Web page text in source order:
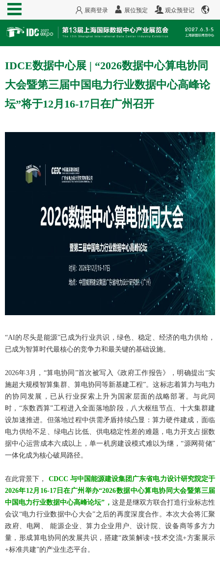
展商登录 展位预定 观众预登记
IDCE数据中心展 | “2026数据中心算电协同
大会暨第三届中国电力行业数据中心高峰论
坛”将于12月16-17日在广州召开
“AI的尽头是能源”已成为行业共识，绿色、稳定、经济的电力供给，
已成为智算时代最核心的竞争力和最关键的基础设施。
2026年3月，“算电协同”首次被写入《政府工作报告》，明确提出“实
施超大规模智算集群、算电协同等新基建工程”。这标志着算力与电力
的协同发展，已从行业探索上升为国家层面的战略部署。与此同
时，“东数西算”工程进入全面落地阶段，八大枢纽节点、十大集群建
设加速推进。但落地过程中供需矛盾持续凸显：算力硬件建成，面临
电力供给不足、绿电占比低、供电稳定性差的难题，电力开支占据数
据中心运营成本六成以上，单一机房建设模式难以为继，“源网荷储”
一体化成为核心破局路径。
在此背景下，
CDCC 与中国能源建设集团广东省电力设计研究院定于
2026年12月16-17日在广州举办“2026数据中心算电协同大会暨第三届
中国电力行业数据中心高峰论坛”， 这是是继双方联合打造行业标志性
会议“电力行业数据中心大会”之后的再度深度合作。本次大会将汇聚
政府、电网、 能源企业、算力企业用户、设计院、设备商等多方力
量，形成算电协同的发展共识，搭建“政策解读+技术交流+方案展示
+标准共建”的产业生态平台。